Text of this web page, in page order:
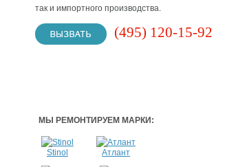
так и импортного производства.
(495) 120-15-92
МЫ РЕМОНТИРУЕМ МАРКИ:
Stinol Атлант